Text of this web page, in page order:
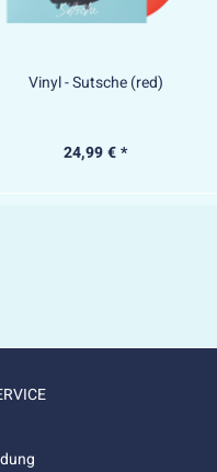
Vinyl - Sutsche (red)
24,99 € *